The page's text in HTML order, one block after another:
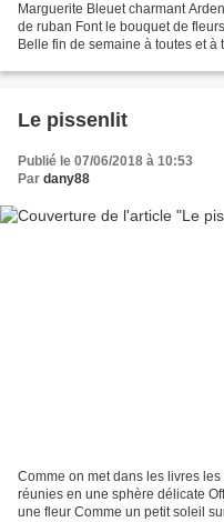
Marguerite Bleuet charmant
de ruban Font le bouquet de
Belle fin de semaine à toutes et
Le pissenlit
Publié le 07/06/2018 à 10:53
Par dany88
Comme on met dans les livres
réunies en une sphère délicate
une fleur Comme un petit soleil